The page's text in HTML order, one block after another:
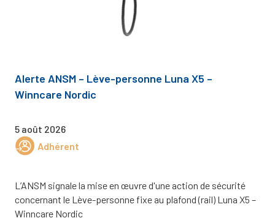
Alerte ANSM – Lève-personne Luna X5 –
Winncare Nordic
5 août 2026
Adhérent
L’ANSM signale la mise en œuvre d'une action de sécurité
concernant le Lève-personne fixe au plafond (rail) Luna X5 –
Winncare Nordic